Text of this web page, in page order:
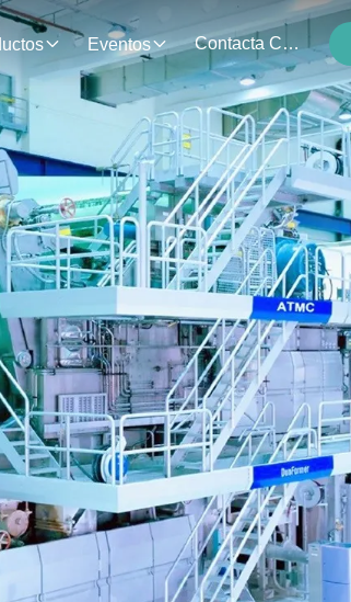
Eventos Contacta Con Nosotros